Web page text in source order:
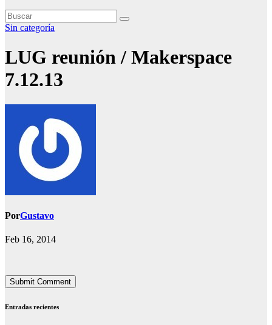
Sin categoría
LUG reunión / Makerspace
7.12.13
PorGustavo
Feb 16, 2014
Entradas recientes